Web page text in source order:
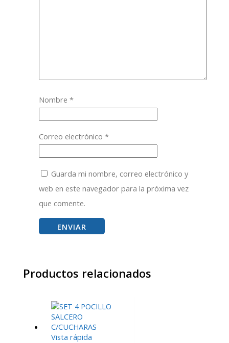
Nombre*
Correo electrónico*
Guarda mi nombre, correo electrónico y
web en este navegador para la próxima vez
que comente.
Productos relacionados
Vista rápida